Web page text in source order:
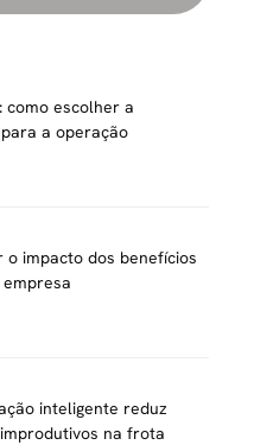
como escolher a
a operação
o impacto dos benefícios
inteligente reduz
na frota